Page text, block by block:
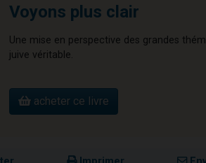
Voyons plus clair
Une mise en perspective des grandes
juive véritable.
acheter ce livre